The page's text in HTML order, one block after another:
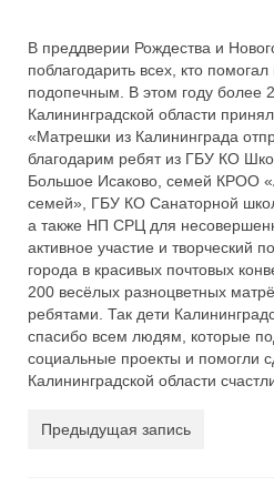
В преддверии Рождества и
поблагодарить всех, кто
подопечным. В этом году более
Калининградской области
«Матрешки из Калининграда
благодарим ребят из ГБУ КО
Большое Исаково, семей КРОО
семей», ГБУ КО Санаторной
а также НП СРЦ для
активное участие и творческий
города в красивых почтовых
200 весёлых разноцветных
ребятами. Так дети
спасибо всем людям, которые
социальные проекты и помогли
Калининградской области
Предыдущая запись